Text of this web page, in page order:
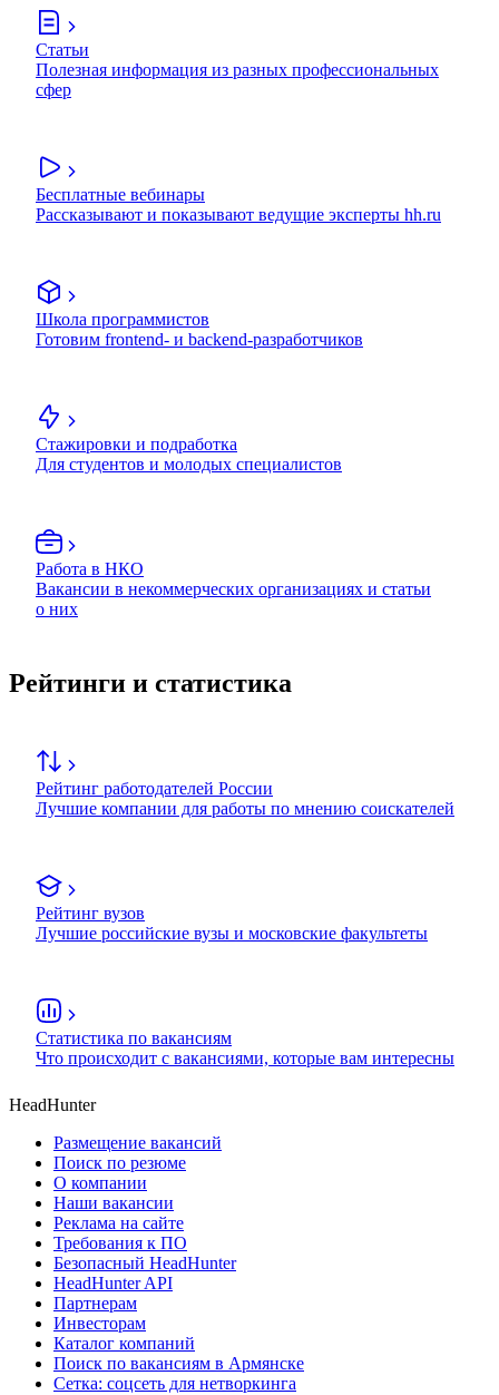
Статьи
Полезная информация из разных профессиональных
сфер
Бесплатные вебинары
Рассказывают и показывают ведущие эксперты hh.ru
Школа программистов
Готовим frontend- и backend-разработчиков
Стажировки и подработка
Для студентов и молодых специалистов
Работа в НКО
Вакансии в некоммерческих организациях и статьи
о них
Рейтинги и статистика
Рейтинг работодателей России
Лучшие компании для работы по мнению соискателей
Рейтинг вузов
Лучшие российские вузы и московские факультеты
Статистика по вакансиям
Что происходит с вакансиями, которые вам интересны
HeadHunter
Размещение вакансий
Поиск по резюме
О компании
Наши вакансии
Реклама на сайте
Требования к ПО
Безопасный HeadHunter
HeadHunter API
Партнерам
Инвесторам
Каталог компаний
Поиск по вакансиям в Армянске
Сетка: соцсеть для нетворкинга